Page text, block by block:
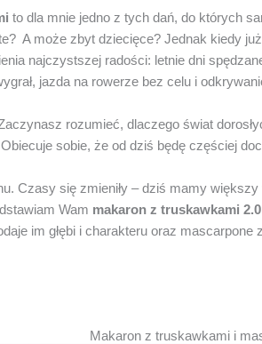
to dla mnie jedno z tych dań, do których
A może zbyt dziecięce? Jednak kiedy
najczystszej radości: letnie dni
jazda na rowerze bez celu i
rozumieć, dlaczego świat
sobie, że od dziś będę częściej
Czasy się zmieniły – dziś mamy
Wam makaron z truskawkami 2.0
im głębi i charakteru oraz mascarpone
Makaron z truskawkami i